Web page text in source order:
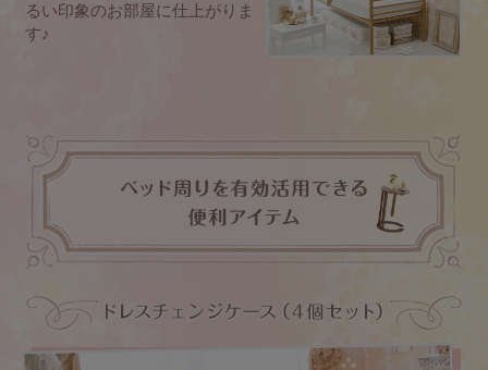
るい印象のお部屋に仕上がりま
す♪